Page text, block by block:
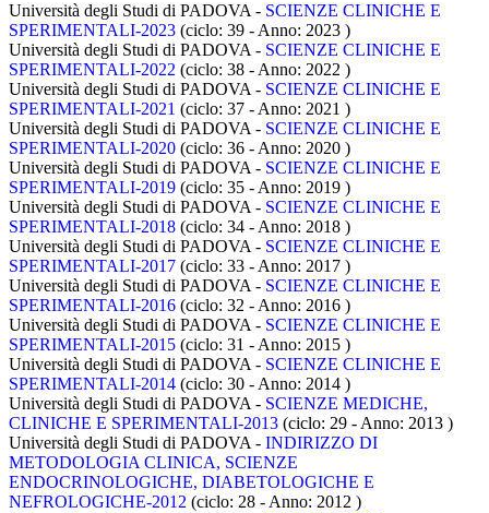
Università degli Studi di PADOVA - SCIENZE CLINICHE E
SPERIMENTALI-2023 (ciclo: 39 - Anno: 2023 )
Università degli Studi di PADOVA - SCIENZE CLINICHE E
SPERIMENTALI-2022 (ciclo: 38 - Anno: 2022 )
Università degli Studi di PADOVA - SCIENZE CLINICHE E
SPERIMENTALI-2021 (ciclo: 37 - Anno: 2021 )
Università degli Studi di PADOVA - SCIENZE CLINICHE E
SPERIMENTALI-2020 (ciclo: 36 - Anno: 2020 )
Università degli Studi di PADOVA - SCIENZE CLINICHE E
SPERIMENTALI-2019 (ciclo: 35 - Anno: 2019 )
Università degli Studi di PADOVA - SCIENZE CLINICHE E
SPERIMENTALI-2018 (ciclo: 34 - Anno: 2018 )
Università degli Studi di PADOVA - SCIENZE CLINICHE E
SPERIMENTALI-2017 (ciclo: 33 - Anno: 2017 )
Università degli Studi di PADOVA - SCIENZE CLINICHE E
SPERIMENTALI-2016 (ciclo: 32 - Anno: 2016 )
Università degli Studi di PADOVA - SCIENZE CLINICHE E
SPERIMENTALI-2015 (ciclo: 31 - Anno: 2015 )
Università degli Studi di PADOVA - SCIENZE CLINICHE E
SPERIMENTALI-2014 (ciclo: 30 - Anno: 2014 )
Università degli Studi di PADOVA - SCIENZE MEDICHE,
CLINICHE E SPERIMENTALI-2013 (ciclo: 29 - Anno: 2013 )
Università degli Studi di PADOVA - INDIRIZZO DI
METODOLOGIA CLINICA, SCIENZE
ENDOCRINOLOGICHE, DIABETOLOGICHE E
NEFROLOGICHE-2012 (ciclo: 28 - Anno: 2012 )